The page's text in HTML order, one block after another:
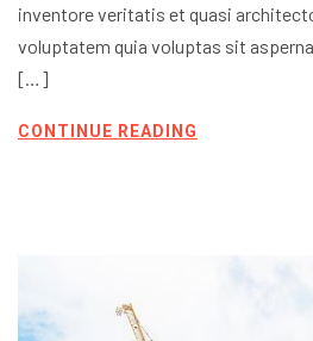
inventore veritatis et quasi
voluptatem quia voluptas sit
[…]
CONTINUE READING